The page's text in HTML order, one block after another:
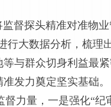
督探头精准对准物
行大数据分析，梳理
与群众切身利益最
发力奠定坚实基础。
力量，一是强化“纪